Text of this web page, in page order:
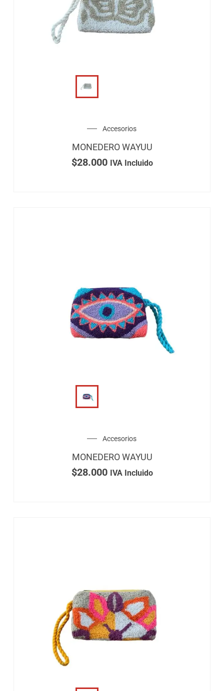
Accesorios
MONEDERO WAYUU
$28.000 IVA Incluido
Accesorios
MONEDERO WAYUU
$28.000 IVA Incluido